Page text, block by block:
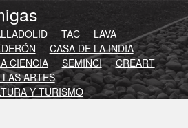
TAC
LAVA
CASA DE LA INDIA
CIENCIA
SEMINCI
CREART
ARTES
Y TURISMO